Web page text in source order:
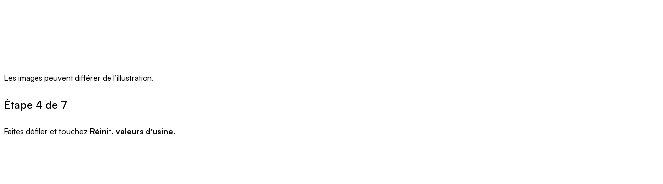
Les images peuvent différer de l’illustration.
Étape 4 de 7
Faites défiler et touchez Réinit. valeurs dʼusine.